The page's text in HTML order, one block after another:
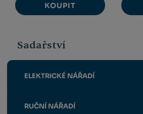
KOUPIT
Sadařství
ELEKTRICKÉ NÁŘADÍ
RUČNÍ NÁŘADÍ